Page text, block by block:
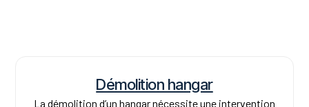
Démolition hangar
La démolition d’un hangar nécessite une intervention